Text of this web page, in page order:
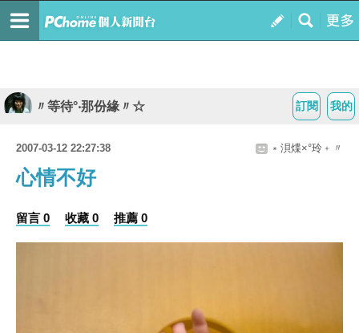
我的
訂閱
〃等待°‧那份緣〃☆
2007-03-12 22:27:38 ﹡浿煠×°玲﹢〃
心情不好
留言 0 收藏 0 推薦 0